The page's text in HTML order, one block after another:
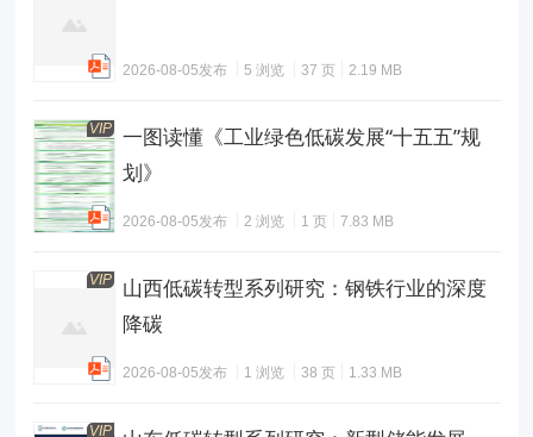
2026-08-05发布 5 浏览 37 页 2.19 MB
VIP
一图读懂《工业绿色低碳发展“十五五”规
划》
2026-08-05发布 2 浏览 1 页 7.83 MB
VIP
山西低碳转型系列研究：钢铁行业的深度
降碳
2026-08-05发布 1 浏览 38 页 1.33 MB
VIP